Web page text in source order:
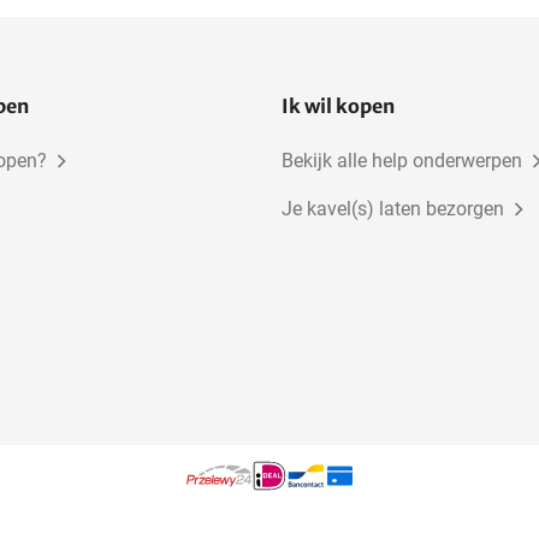
Ik wil kopen
Bekijk alle help onderwerpen
Je kavel(s) laten bezorgen